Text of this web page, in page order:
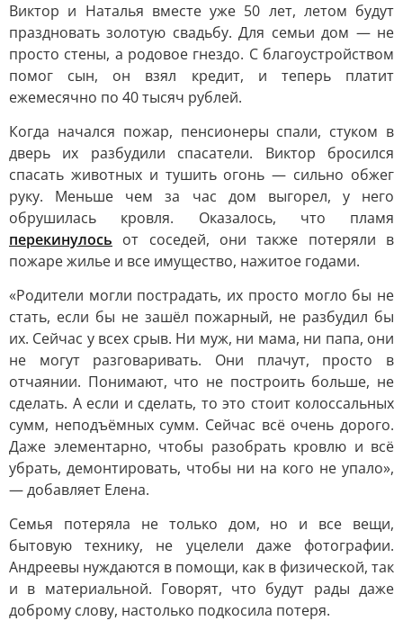
Виктор и Наталья вместе уже 50 лет, летом будут
праздновать золотую свадьбу. Для семьи дом — не
просто стены, а родовое гнездо. С благоустройством
помог сын, он взял кредит, и теперь платит
ежемесячно по 40 тысяч рублей.
Когда начался пожар, пенсионеры спали, стуком в
дверь их разбудили спасатели. Виктор бросился
спасать животных и тушить огонь — сильно обжег
руку. Меньше чем за час дом выгорел, у него
обрушилась кровля. Оказалось, что пламя
перекинулось от соседей, они также потеряли в
пожаре жилье и все имущество, нажитое годами.
«Родители могли пострадать, их просто могло бы не
стать, если бы не зашёл пожарный, не разбудил бы
их. Сейчас у всех срыв. Ни муж, ни мама, ни папа, они
не могут разговаривать. Они плачут, просто в
отчаянии. Понимают, что не построить больше, не
сделать. А если и сделать, то это стоит колоссальных
сумм, неподъёмных сумм. Сейчас всё очень дорого.
Даже элементарно, чтобы разобрать кровлю и всё
убрать, демонтировать, чтобы ни на кого не упало»,
— добавляет Елена.
Семья потеряла не только дом, но и все вещи,
бытовую технику, не уцелели даже фотографии.
Андреевы нуждаются в помощи, как в физической, так
и в материальной. Говорят, что будут рады даже
доброму слову, настолько подкосила потеря.